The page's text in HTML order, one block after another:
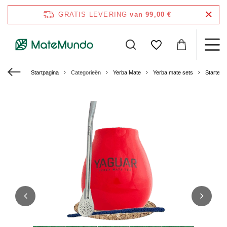
GRATIS LEVERING van 99,00 €
Startpagina Categorieën Yerba Mate Yerba mate sets